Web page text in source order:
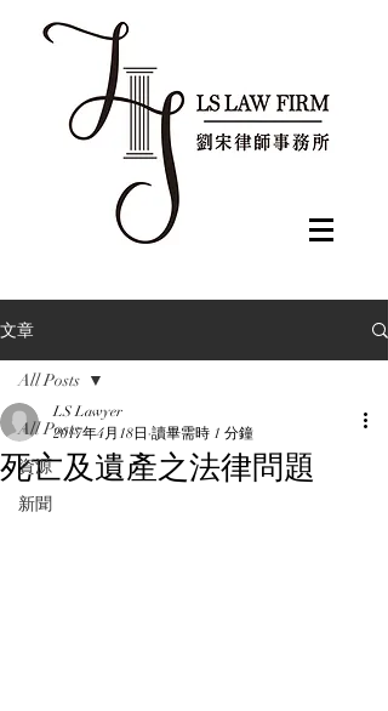
文章
All Posts
資源
新聞
All Posts
死亡及遺產之法律問題
LS Lawyer
2017年4月18日 讀畢需時 1 分鐘